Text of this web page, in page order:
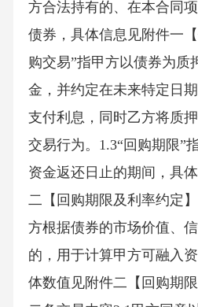
方合法持有的、在本合同
债券，具体信息见附件一
购交易”指甲方以债券为质
金，并约定在未来特定日
支付利息，同时乙方将质
交易行为。1.3“回购期限”
资金返还日止的期间，具
二【回购期限及利率约定
方根据债券的市场价值、
的，用于计算甲方可融入
体数值见附件二【回购期